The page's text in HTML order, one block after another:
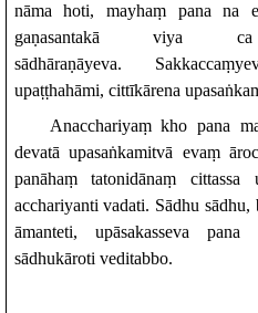
nāma hoti, mayhaṃ pana na
gaṇasantakā viya
sādhāraṇāyeva.
upaṭṭhahāmi, cittīkārena
Anacchariyaṃ kho pana
devatā upasaṅkamitvā evaṃ
panāhaṃ tatonidānaṃ
acchariyantivadati. Sādhu sādhu,
āmanteti, upāsakasseva pana
sādhukāroti veditabbo.